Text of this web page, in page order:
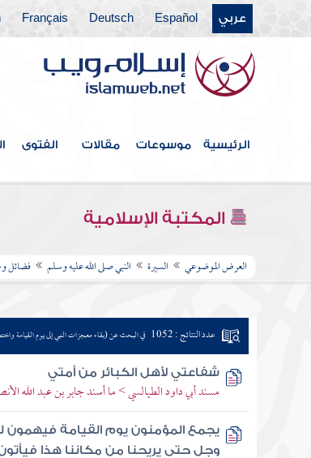
عربي Español
Deutsch
Français
الرئيسية موسوعات مقالات الفتوى
المكتبة الإسلامية
العرض الموضوعي السيرة النبي صلى الله عليه وسلم فضائل
عدد النتائج : 1052 في البحث عن (بقاء معجزات النبي إلى يوم القيامة
شفاعتي لأهل الكبائر من أمتي
مسند أبي داود الطيالسي > ما أسند جابر بن عبد الله
يجمع المؤمنون يوم القيامة فيهمون
وجل حتى يريحنا من مكاننا هذا